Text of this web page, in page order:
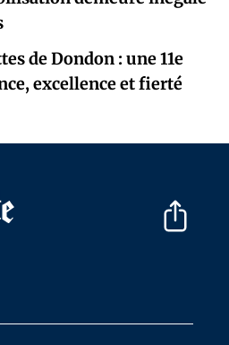
de Dondon : une 11e
excellence et fierté